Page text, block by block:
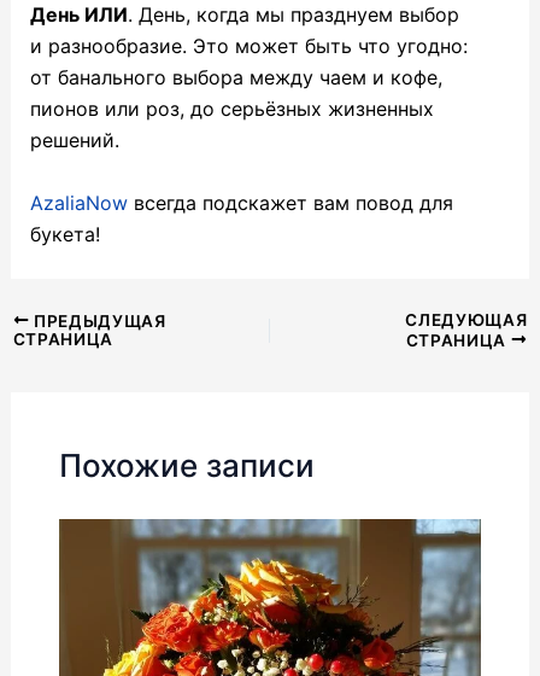
День ИЛИ. День, когда мы празднуем выбор
и разнообразие. Это может быть что угодно:
от банального выбора между чаем и кофе,
пионов или роз, до серьёзных жизненных
решений.
AzaliaNowвсегда подскажет вам повод для
букета!
Навигация
по
ПРЕДЫДУЩАЯ
СТРАНИЦА
СЛЕДУЮЩАЯ
СТРАНИЦА
Похожие записи